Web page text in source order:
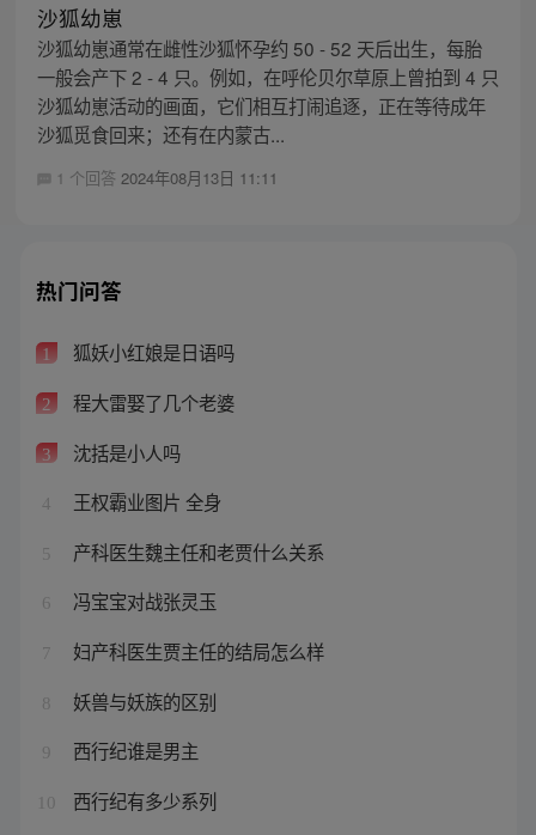
沙狐幼崽
沙狐幼崽通常在雌性沙狐怀孕约 50 - 52 天后出生，每胎
一般会产下 2 - 4 只。例如，在呼伦贝尔草原上曾拍到 4 只
沙狐幼崽活动的画面，它们相互打闹追逐，正在等待成年
沙狐觅食回来；还有在内蒙古...
1 个回答 2024年08月13日 11:11
热门问答
1 狐妖小红娘是日语吗
2 程大雷娶了几个老婆
3 沈括是小人吗
4 王权霸业图片 全身
5 产科医生魏主任和老贾什么关系
6 冯宝宝对战张灵玉
7 妇产科医生贾主任的结局怎么样
8 妖兽与妖族的区别
9 西行纪谁是男主
10 西行纪有多少系列